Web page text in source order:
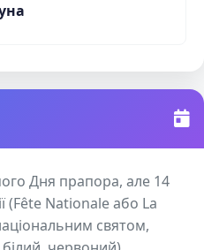
Дня прапора, але 14
(Fête Nationale або La
святом,